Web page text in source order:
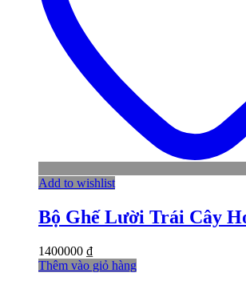
Add to wishlist
Bộ Ghế Lười Trái Cây
1400000 ₫
Thêm vào giỏ hàng